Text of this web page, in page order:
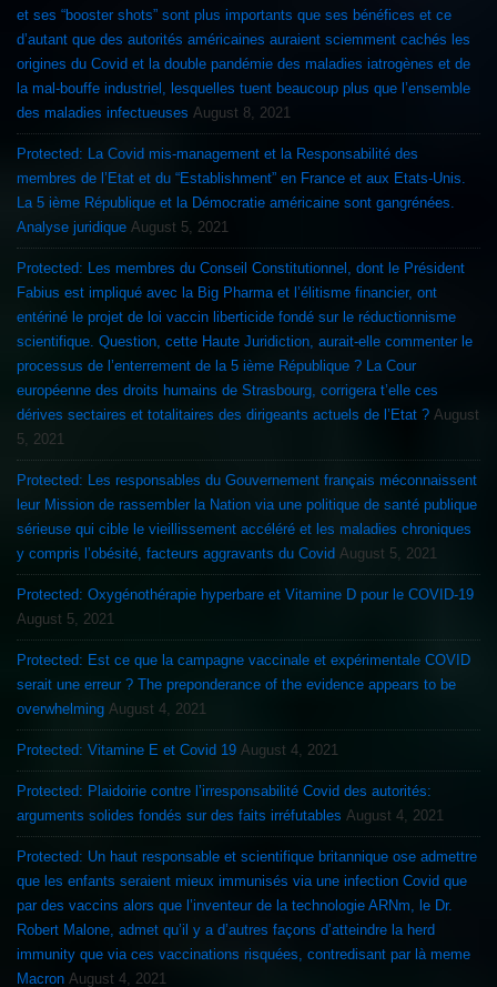
et ses “booster shots” sont plus importants que ses bénéfices et ce
d’autant que des autorités américaines auraient sciemment cachés les
origines du Covid et la double pandémie des maladies iatrogènes et de
la mal-bouffe industriel, lesquelles tuent beaucoup plus que l’ensemble
des maladies infectueuses August 8, 2021
Protected: La Covid mis-management et la Responsabilité des
membres de l’Etat et du “Establishment” en France et aux Etats-Unis.
La 5 ième République et la Démocratie américaine sont gangrénées.
Analyse juridique August 5, 2021
Protected: Les membres du Conseil Constitutionnel, dont le Président
Fabius est impliqué avec la Big Pharma et l’élitisme financier, ont
entériné le projet de loi vaccin liberticide fondé sur le réductionnisme
scientifique. Question, cette Haute Juridiction, aurait-elle commenter le
processus de l’enterrement de la 5 ième République ? La Cour
européenne des droits humains de Strasbourg, corrigera t’elle ces
dérives sectaires et totalitaires des dirigeants actuels de l’Etat ? August
5, 2021
Protected: Les responsables du Gouvernement français méconnaissent
leur Mission de rassembler la Nation via une politique de santé publique
sérieuse qui cible le vieillissement accéléré et les maladies chroniques
y compris l’obésité, facteurs aggravants du Covid August 5, 2021
Protected: Oxygénothérapie hyperbare et Vitamine D pour le COVID-19
August 5, 2021
Protected: Est ce que la campagne vaccinale et expérimentale COVID
serait une erreur ? The preponderance of the evidence appears to be
overwhelming August 4, 2021
Protected: Vitamine E et Covid 19 August 4, 2021
Protected: Plaidoirie contre l’irresponsabilité Covid des autorités:
arguments solides fondés sur des faits irréfutables August 4, 2021
Protected: Un haut responsable et scientifique britannique ose admettre
que les enfants seraient mieux immunisés via une infection Covid que
par des vaccins alors que l’inventeur de la technologie ARNm, le Dr.
Robert Malone, admet qu’il y a d’autres façons d’atteindre la herd
immunity que via ces vaccinations risquées, contredisant par là meme
Macron August 4, 2021